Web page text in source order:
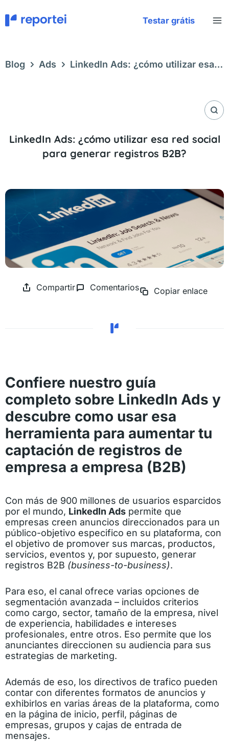
al
contenido
Testar grátis
Blog Ads
LinkedIn Ads: ¿cómo utilizar esa
LinkedIn Ads: ¿cómo utilizar esa red social
para generar registros B2B?
Compartir Comentarios Copiar enlace
Confiere nuestro guía
completo sobre LinkedIn Ads y
descubre como usar esa
herramienta para aumentar tu
captación de registros de
empresa a empresa (B2B)
Con más de 900 millones de usuarios esparcidos
por el mundo, LinkedIn Ads permite que
empresas creen anuncios direccionados para un
público-objetivo especifico en su plataforma, con
el objetivo de promover sus marcas, productos,
servicios, eventos y, por supuesto, generar
registros B2B (business-to-business).
Para eso, el canal ofrece varias opciones de
segmentación avanzada – incluidos criterios
como cargo, sector, tamaño de la empresa, nivel
de experiencia, habilidades e intereses
profesionales, entre otros. Eso permite que los
anunciantes direccionen su audiencia para sus
estrategias de marketing.
Además de eso, los directivos de trafico pueden
contar con diferentes formatos de anuncios y
exhibirlos en varias áreas de la plataforma, como
en la página de inicio, perfil, páginas de
empresas, grupos y cajas de entrada de
mensajes.